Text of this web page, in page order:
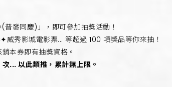
發同慶)」，即可參加抽獎活動！
秀影城電影票... 等超過 100 項獎品等你來抽！
本券即有抽獎資格。
... 以此類推，累計無上限。